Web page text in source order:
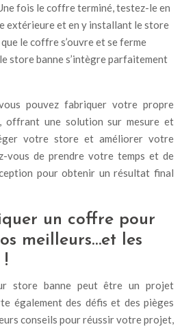
fois le coffre terminé, testez-le en
extérieure et en y installant le store
le coffre s’ouvre et se ferme
store banne s’intègre parfaitement
pouvez fabriquer votre propre
offrant une solution sur mesure et
votre store et améliorer votre
vous de prendre votre temps et de
pour obtenir un résultat final
un coffre pour
meilleurs…et les
store banne peut être un projet
également des défis et des pièges
conseils pour réussir votre projet,